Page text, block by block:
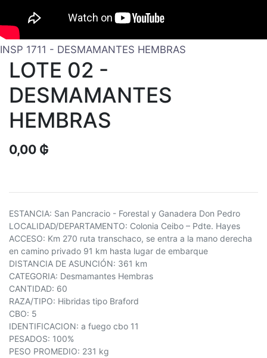
INSP 1711 - DESMAMANTES HEMBRAS
LOTE 02 -
DESMAMANTES
HEMBRAS
0,00 ₲
ESTANCIA: San Pancracio - Forestal y Ganadera Don Pedro
LOCALIDAD/DEPARTAMENTO: Colonia Ceibo – Pdte. Hayes
ACCESO: Km 270 ruta transchaco, se entra a la mano derecha
en camino privado 91 km hasta lugar de embarque
DISTANCIA DE ASUNCIÓN: 361 km
CATEGORIA: Desmamantes Hembras
CANTIDAD: 60
RAZA/TIPO: Hibridas tipo Braford
CBO: 5
IDENTIFICACION: a fuego cbo 11
PESADOS: 100%
PESO PROMEDIO: 231 kg